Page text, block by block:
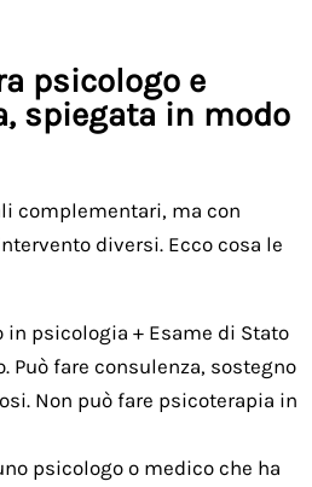
psicologo e
spiegata in modo
complementari, ma con
diversi. Ecco cosa le
in psicologia + Esame di Stato
Può fare consulenza, sostegno
Non può fare psicoterapia in
psicologo o medico che ha